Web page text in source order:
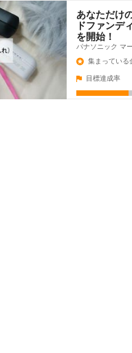
あなただけ
ドファンデ
を開始！
パナソニック マ
集まっている
目標達成率